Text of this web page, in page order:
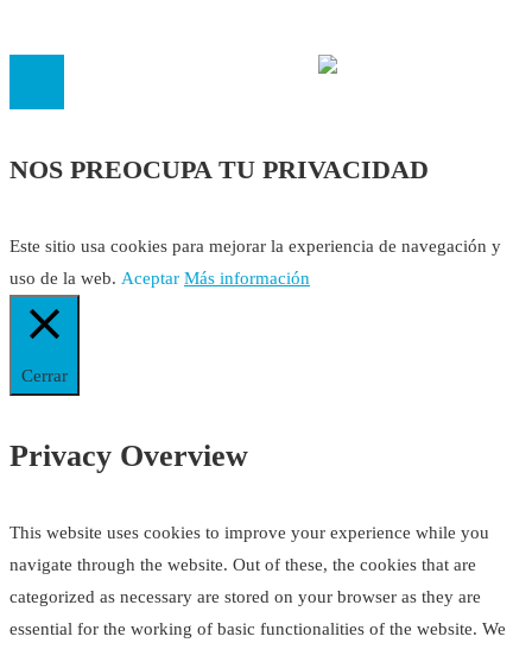
NOS PREOCUPA TU PRIVACIDAD
Este sitio usa cookies para mejorar la experiencia de navegación y
uso de la web. Aceptar Más información
Cerrar
Privacy Overview
This website uses cookies to improve your experience while you
navigate through the website. Out of these, the cookies that are
categorized as necessary are stored on your browser as they are
essential for the working of basic functionalities of the website. We